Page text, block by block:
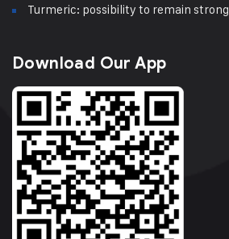
Turmeric: possibility to remain strong
Download Our App